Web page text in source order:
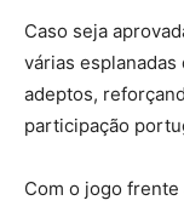
Caso seja
várias
adeptos,
participação
Com o jogo frente